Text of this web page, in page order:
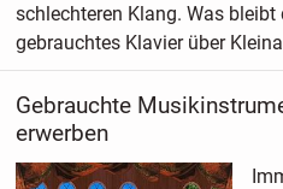
schlechteren Klang. Was bleibt
gebrauchtes Klavier über
Gebrauchte
erwerben